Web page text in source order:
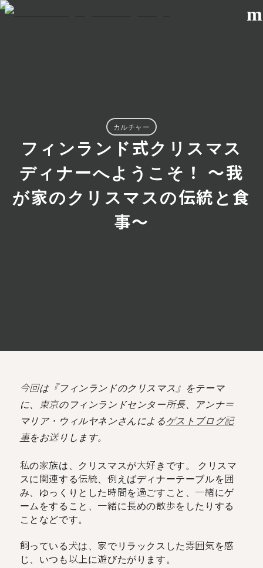
カルチャー
フィンランド式クリスマス
ディナーへようこそ！ 〜我
が家のクリスマスの伝統と食
事〜
今回は『フィンランドのクリスマス』をテーマ
に、東京のフィンランドセンター所長、アンナ＝
マリア・ウィルヤネンさんによるゲストブログ記
事をお送りします。
私の家族は、クリスマスが大好きです。 クリスマ
スに関連する伝統、例えばディナーテーブルを囲
み、ゆっくりとした時間を過ごすこと、一緒にゲ
ームをすること、一緒に長めの散歩をしたりする
ことなどです。
飼っている犬は、家でリラックスした雰囲気を感
じ、いつも以上に遊びたがります。